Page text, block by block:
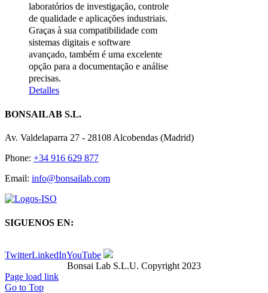
laboratórios de investigação, controle
de qualidade e aplicações industriais.
Graças à sua compatibilidade com
sistemas digitais e software
avançado, também é uma excelente
opção para a documentação e análise
precisas.
Detalles
BONSAILAB S.L.
Av. Valdelaparra 27 - 28108 Alcobendas (Madrid)
Phone: +34 916 629 877
Email: info@bonsailab.com
SIGUENOS EN:
TwitterLinkedInYouTube
Bonsai Lab S.L.U. Copyright 2023
Page load link
Go to Top